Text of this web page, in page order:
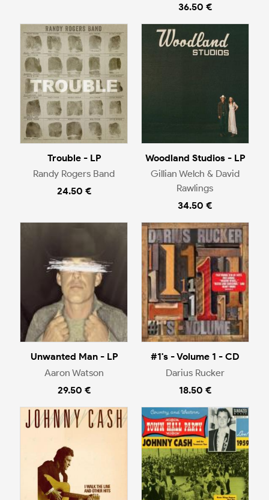
36.50 €
Trouble - LP
Randy Rogers Band
24.50 €
Woodland Studios - LP
Gillian Welch & David
Rawlings
34.50 €
Unwanted Man - LP
Aaron Watson
29.50 €
#1's - Volume 1 - CD
Darius Rucker
18.50 €